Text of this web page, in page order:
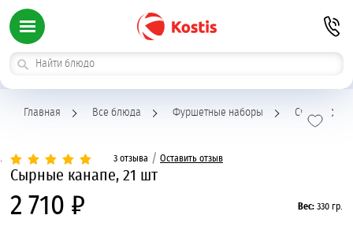
Главная Все блюда Фуршетные наборы Сыры
3 отзыва / Оставить отзыв
Сырные канапе, 21 шт
2 710 ₽ Вес: 330 гр.